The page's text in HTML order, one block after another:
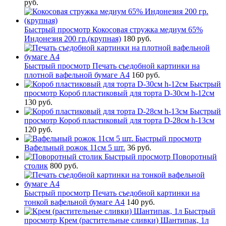
руб.
Быстрый просмотр Кокосовая стружка медиум 65%
Индонезия 200 гр.(крупная) 180 руб.
Быстрый просмотр Печать съедобной картинки на
плотной вафельной бумаге А4 160 руб.
Быстрый
просмотр Короб пластиковый для торта D-30см h-12см
130 руб.
Быстрый
просмотр Короб пластиковый для торта D-28см h-13см
120 руб.
Быстрый просмотр
Вафельный рожок 11см 5 шт. 36 руб.
Быстрый просмотр Поворотный
столик 800 руб.
Быстрый просмотр Печать съедобной картинки на
тонкой вафельной бумаге А4 140 руб.
Быстрый
просмотр Крем (растительные сливки) Шантипак, 1л